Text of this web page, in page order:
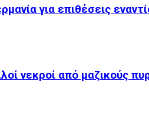
για επιθέσεις
νεκροί από μαζικούς